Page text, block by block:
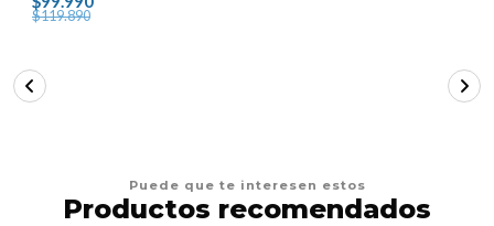
$119.890
Puede que te interesen estos
Productos recomendados